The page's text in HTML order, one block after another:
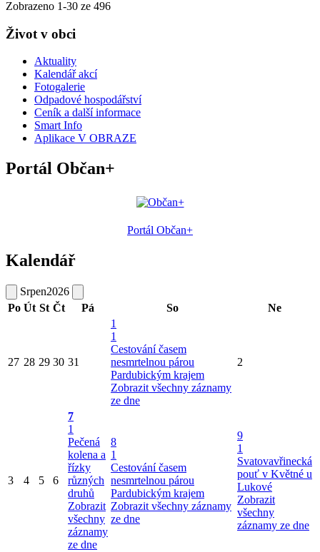
Zobrazeno 1-30 ze 496
Život v obci
Aktuality
Kalendář akcí
Fotogalerie
Odpadové hospodářství
Ceník a další informace
Smart Info
Aplikace V OBRAZE
Portál Občan+
Portál Občan+
Kalendář
Srpen2026
Po Út St Čt Pá So Ne
27 28 29 30 31
1
1
Cestování časem
nesmrtelnou párou
Pardubickým krajem
Zobrazit všechny záznamy
ze dne
2
3 4 5 6
7
1
Pečená
kolena a
řízky
různých
druhů
Zobrazit
všechny
záznamy
ze dne
8
1
Cestování časem
nesmrtelnou párou
Pardubickým krajem
Zobrazit všechny záznamy
ze dne
9
1
Svatovavřinecká
pouť v Květné u
Lukové
Zobrazit
všechny
záznamy ze dne